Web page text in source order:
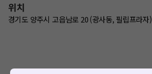
위치
경기도 양주시 고읍남로 20 (광사동, 필립프라자)